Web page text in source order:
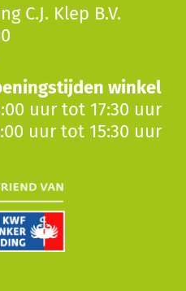
C.J. Klep B.V.
winkel
uur tot 17:30 uur
uur tot 15:30 uur